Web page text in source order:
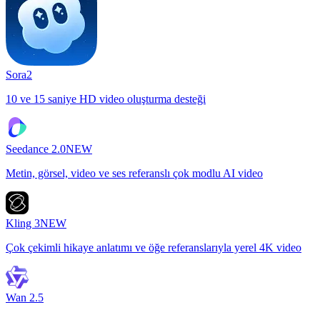
Sora2
10 ve 15 saniye HD video oluşturma desteği
Seedance 2.0NEW
Metin, görsel, video ve ses referanslı çok modlu AI video
Kling 3NEW
Çok çekimli hikaye anlatımı ve öğe referanslarıyla yerel 4K video
Wan 2.5